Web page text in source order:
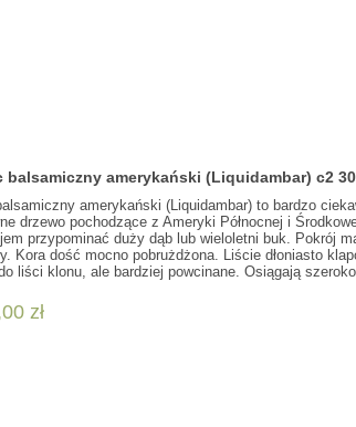
balsamiczny amerykański (Liquidambar) c2
amerykański (Liquidambar) to bardzo
drzewo pochodzące z Ameryki Północnej i
przypominać duży dąb lub wieloletni buk. Pokrój
Kora dość mocno pobrużdżona. Liście dłoniasto
liści klonu, ale bardziej powcinane. Osiągają
zł